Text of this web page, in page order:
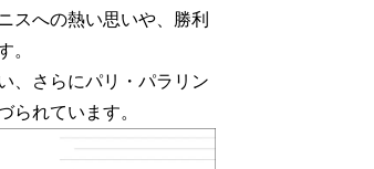
スへの熱い思いや、勝利
。
、さらにパリ・パラリン
られています。